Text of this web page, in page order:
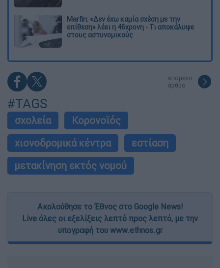
Marfin: «Δεν έχω καμία σχέση με την
επίθεση» λέει η 46χρονη - Τι αποκάλυψε
στους αστυνομικούς
επόμενο
άρθρο
#TAGS
σχολεία
Κορονοϊός
χιονοδρομικά κέντρα
εστίαση
μετακίνηση εκτός νομού
Ακολούθησε το Έθνος στο Google News!
Live όλες οι εξελίξεις λεπτό προς λεπτό, με την
υπογραφή του www.ethnos.gr